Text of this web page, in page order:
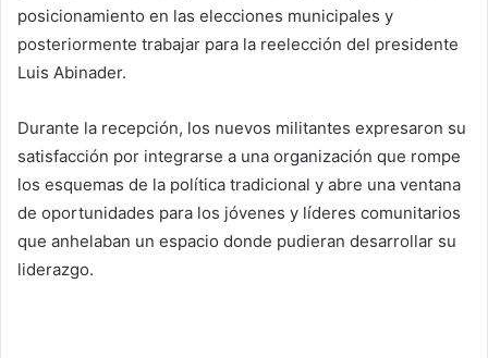
posicionamiento en las elecciones municipales y
posteriormente trabajar para la reelección del presidente
Luis Abinader.
Durante la recepción, los nuevos militantes expresaron su
satisfacción por integrarse a una organización que rompe
los esquemas de la política tradicional y abre una ventana
de oportunidades para los jóvenes y líderes comunitarios
que anhelaban un espacio donde pudieran desarrollar su
liderazgo.